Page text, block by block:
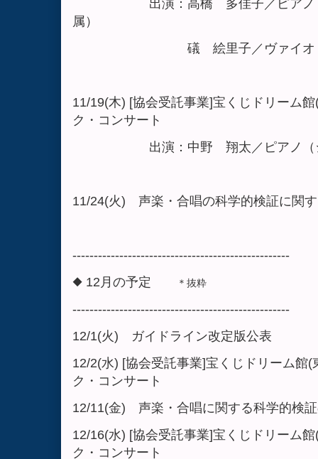
出演：高橋 多佳子／ピアノ（ミ
属）
礒 絵里子／ヴァイオリン（
11/19(木) [協会受託事業]宝くじドリーム
ク・コンサート
出演：中野 翔太／ピアノ（ジャ
11/24(火) 声楽・合唱の科学的検証に関
---------------------------------------------------
◆ 12月の予定
＊抜粋
---------------------------------------------------
12/1(火) ガイドライン改定版公表
12/2(水) [協会受託事業]宝くじドリーム館
ク・コンサート
12/11(金) 声楽・合唱に関する科学的検
12/16(水) [協会受託事業]宝くじドリーム
ク・コンサート